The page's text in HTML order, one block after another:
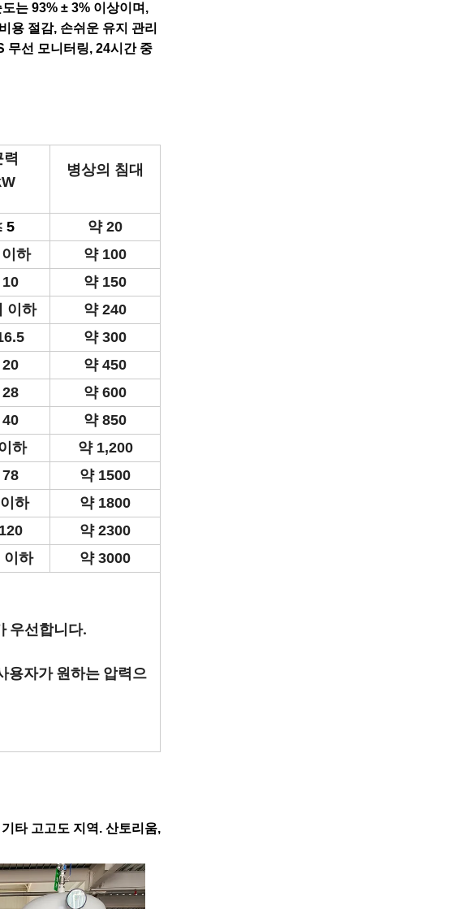
는 93% ± 3% 이상이며,
용 절감, 손쉬운 유지 관리
무선 모니터링, 24시간 중
력
병상의 침대
5 약 20
하 약 100
약 150
이하 약 240
약 300
약 450
약 600
약 850
하 약 1,200
약 1500
하 약 1800
약 2300
이하 약 3000
우선합니다.
용자가 원하는 압력으
타 고고도 지역. 산토리움,